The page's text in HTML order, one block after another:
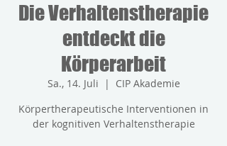
Die Verhaltenstherapie
entdeckt die
Körperarbeit
Sa., 14. Juli
  |
CIP Akademie
Körpertherapeutische Interventionen in
der kognitiven Verhaltenstherapie